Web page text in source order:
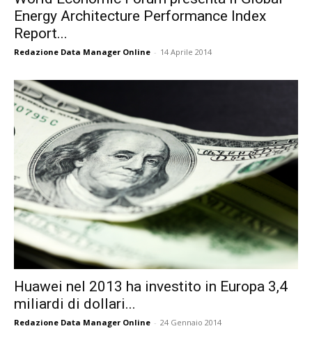
Energy Architecture Performance Index
Report...
Redazione Data Manager Online - 14 Aprile 2014
Huawei nel 2013 ha investito in Europa 3,4
miliardi di dollari...
Redazione Data Manager Online - 24 Gennaio 2014